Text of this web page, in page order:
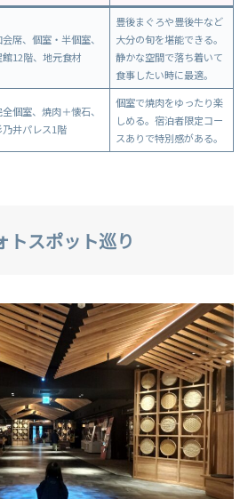
席、個室・半個室、
館12階、地元食材
豊後まぐろや豊後牛など
大分の旬を堪能できる。
静かな空間で落ち着いて
食事したい時に最適。
個室、焼肉＋懐石、
乃井パレス1階
個室で焼肉をゆったり楽
しめる。宿泊者限定コー
スありで特別感がある。
トスポット巡り